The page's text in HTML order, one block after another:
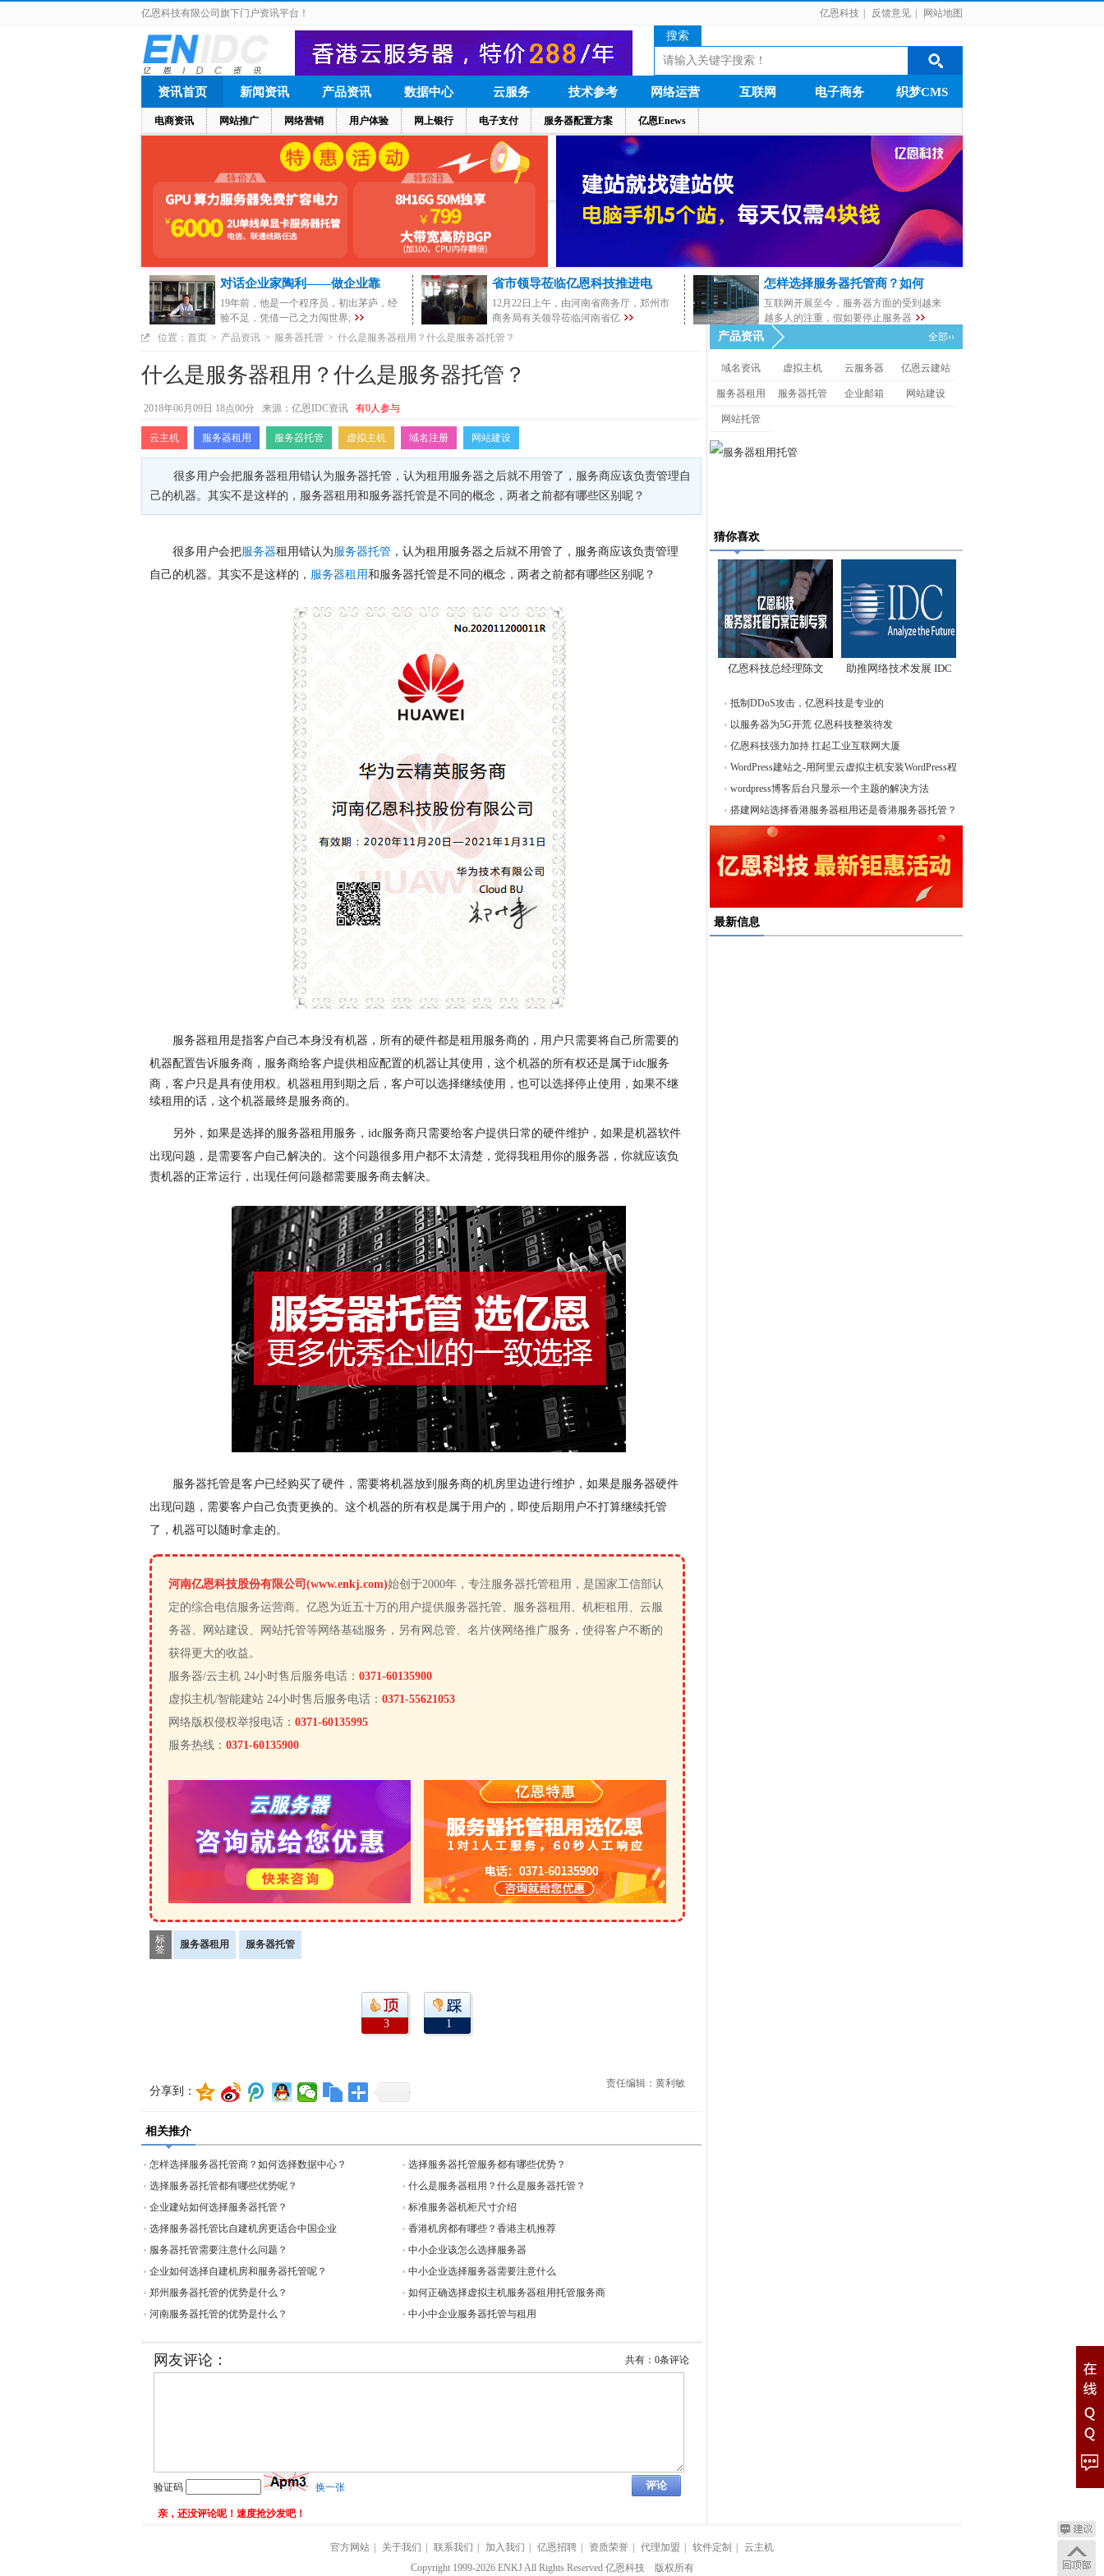
亿恩科技 反馈意见 网站地图
亿恩科技有限公司旗下门户资讯平台！
搜索
资讯首页
电商资讯 网站推广 网络营销 用户体验 网上银行 电子支付 服务器配置方案 亿恩Enews
新闻资讯 产品资讯 数据中心 云服务 技术参考 网络运营 互联网 电子商务 织梦CMS
对话企业家陶利——做企业靠
19年前，他是一个程序员，初出茅庐，经
验不足，凭借一己之力闯世界;
省市领导莅临亿恩科技推进电
12月22日上午，由河南省商务厅，郑州市
商务局有关领导莅临河南省亿
怎样选择服务器托管商？如何
互联网开展至今，服务器方面的受到越来
越多人的注重，假如要停止服务器
位置： 首页 > 产品资讯 > 服务器托管 > 什么是服务器租用？什么是服务器托管？
什么是服务器租用？什么是服务器托管？
2018年06月09日 18点00分 来源：亿恩IDC资讯 有0人参与
云主机 服务器租用 服务器托管 虚拟主机 域名注册 网站建设
很多用户会把服务器租用错认为服务器托管，认为租用服务器之后就不用管了，服务商应该负责管理自
己的机器。其实不是这样的，服务器租用和服务器托管是不同的概念，两者之前都有哪些区别呢？
很多用户会把服务器租用错认为服务器托管 ，认为租用服务器之后就不用管了，服务商应该负责管理
自己的机器。其实不是这样的， 服务器租用和服务器托管是不 同的概念，两者之前都有哪些区别呢？
服务器租用是指客户自己本身没有机器，所有的硬件都是租用服务商的，用户只需要将自己所需要的
机器配置告诉服务商，服务商给客户提供相应配置的机器让其使用，这个机器的所有权还是属于idc服务
商，客户只是具有使用权。机器租用到期之后，客户可以选择继续使用，也可以选择停止使用，如果不继
续租用的话， 这个机器最终是服务商的。
另外，如果是选择的服务器租用服务，idc服务商只需要给客户提供日常的硬件维护，如果是机器软件
出现问题，是需要客户自己解决的。这个问题很多用户都不太清楚，觉得我租用你的服务器，你就应该负
责机器的正常运行，出现任何问题都需要服务商去解决。
服务器托管是客户已经购买了硬件，需要将机器放到服务商的机房里边进行维护，如果是服务器硬件
出现问题，需要客户自己负责更换的。这个机器的所有权是属于用户的，即使后期用户不打算继续托管
了，机器可以随时拿走的。
河南亿恩科技股份有限公司(www.enkj.com)始创于2000年，专注服务器托管租用，是国家工信部认
定的综合电信服务运营商。亿恩为近五十万的用户提供服务器托管、服务器租用、机柜租用、云服
务器、网站建设、网站托管等网络基础服务，另有网总管、名片侠网络推广服务，使得客户不断的
获得更大的收益。
服务器/云主机 24小时售后服务电话： 0371-60135900
虚拟主机/智能建站 24小时售后服务电话： 0371-55621053
网络版权侵权举报电话： 0371-60135995
服务热线： 0371-60135900
标
签
服务器租用 服务器托管
3 1
分享到：
责任编辑：黄利敏
相关推介
怎样选择服务器托管商？如何选择数据中心？
选择服务器托管都有哪些优势呢？
企业建站如何选择服务器托管？
选择服务器托管比自建机房更适合中国企业
服务器托管需要注意什么问题？
企业如何选择自建机房和服务器托管呢？
郑州服务器托管的优势是什么？
河南服务器托管的优势是什么？
选择服务器托管服务都有哪些优势？
什么是服务器租用？什么是服务器托管？
标准服务器机柜尺寸介绍
香港机房都有哪些？香港主机推荐
中小企业该怎么选择服务器
中小企业选择服务器需要注意什么
如何正确选择虚拟主机服务器租用托管服务商
中小中企业服务器托管与租用
共有：0条评论
网友评论：
验证码 换一张
亲，还没评论呢！速度抢沙发吧！
产品资讯 全部››
域名资讯 虚拟主机 云服务器 亿恩云建站
服务器租用 服务器托管 企业邮箱 网站建设
网站托管
猜你喜欢
亿恩科技总经理陈文
先
助推网络技术发展 IDC
抵制DDoS攻击，亿恩科技是专业的
以服务器为5G开荒 亿恩科技整装待发
亿恩科技强力加持 扛起工业互联网大厦
WordPress建站之-用阿里云虚拟主机安装WordPress程
序！
wordpress博客后台只显示一个主题的解决方法
搭建网站选择香港服务器租用还是香港服务器托管？
最新信息
官方网站 关于我们 联系我们 加入我们 亿恩招聘 资质荣誉 代理加盟 软件定制
云主机
Copyright 1999-2026 ENKJ All Rights Reserved 亿恩科技 版权所有